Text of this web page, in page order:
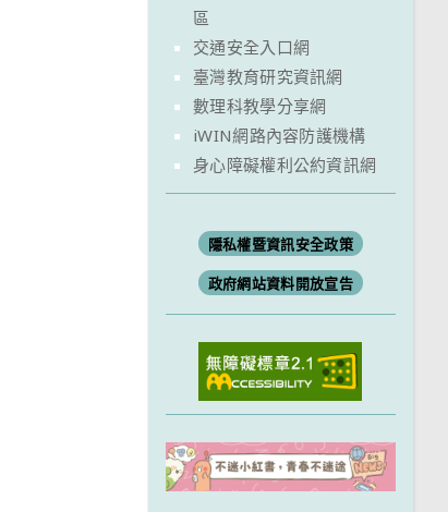
區
交通安全入口網
臺灣教育研究資訊網
數理科教學分享網
iWIN網路內容防護機構
身心障礙權利公約資訊網
隱私權暨資訊安全政策
政府網站資料開放宣告